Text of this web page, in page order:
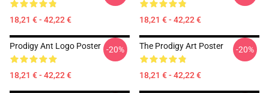
18,21 € - 42,22 € 18,21 € - 42,22 €
Prodigy Ant Logo Poster
18,21 € - 42,22 €
-20% The Prodigy Art Poster
18,21 € - 42,22 €
-20%